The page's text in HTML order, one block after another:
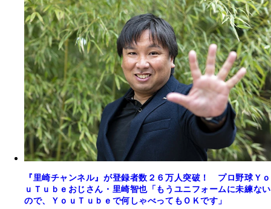
『里崎チャンネル』が登録者数２６万人突破！ プロ野球Ｙｏ
ｕＴｕｂｅおじさん・里崎智也「もうユニフォームに未練ない
ので、ＹｏｕＴｕｂｅで何しゃべってもＯＫです」